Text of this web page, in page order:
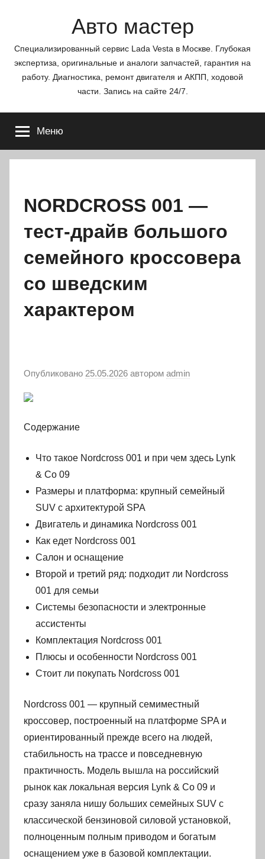
Авто мастер
Специализированный сервис Lada Vesta в Москве. Глубокая
экспертиза, оригинальные и аналоги запчастей, гарантия на
работу. Диагностика, ремонт двигателя и АКПП, ходовой
части. Запись на сайте 24/7.
Меню
NORDCROSS 001 —
тест-драйв большого
семейного кроссовера
со шведским
характером
Опубликовано 25.05.2026 автором admin
Содержание
Что такое Nordcross 001 и при чем здесь Lynk
& Co 09
Размеры и платформа: крупный семейный
SUV с архитектурой SPA
Двигатель и динамика Nordcross 001
Как едет Nordcross 001
Салон и оснащение
Второй и третий ряд: подходит ли Nordcross
001 для семьи
Системы безопасности и электронные
ассистенты
Комплектация Nordcross 001
Плюсы и особенности Nordcross 001
Стоит ли покупать Nordcross 001
Nordcross 001 — крупный семиместный
кроссовер, построенный на платформе SPA и
ориентированный прежде всего на людей,
стабильность на трассе и повседневную
практичность. Модель вышла на российский
рынок как локальная версия Lynk & Co 09 и
сразу заняла нишу больших семейных SUV с
классической бензиновой силовой установкой,
полноценным полным приводом и богатым
оснащением уже в базовой комплектации.